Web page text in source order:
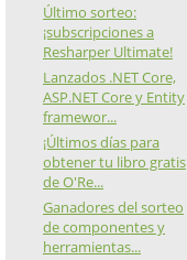
Último sorteo:
¡subscripciones a
Resharper Ultimate!
Lanzados .NET Core,
ASP.NET Core y Entity
framewor...
¡Últimos días para
obtener tu libro gratis
de O'Re...
Ganadores del sorteo
de componentes y
herramientas...